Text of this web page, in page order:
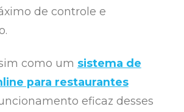
de controle e
como um sistema de
para restaurantes
eficaz desses